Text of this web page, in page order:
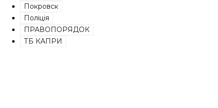
Покровск
Поліція
ПРАВОПОРЯДОК
ТБ КАПРИ